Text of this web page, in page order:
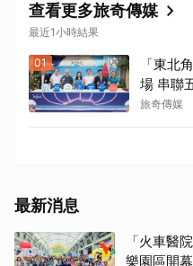
查看更多旅奇傳媒
最近1小時結果
01
「東北
場 串聯
旅共度夏
旅奇傳媒
最新消息
「火車醫
樂園區開